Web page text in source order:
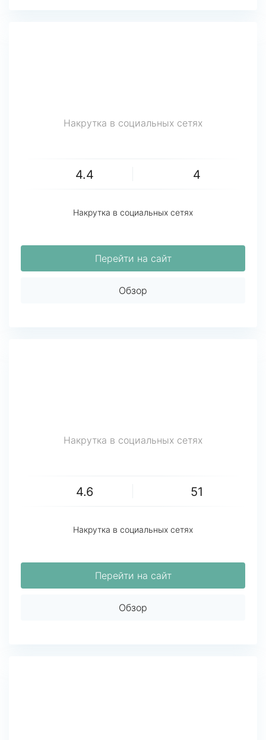
Накрутка в социальных сетях
4.4 4
Накрутка в социальных сетях
Перейти на сайт
Обзор
Накрутка в социальных сетях
4.6 51
Накрутка в социальных сетях
Перейти на сайт
Обзор